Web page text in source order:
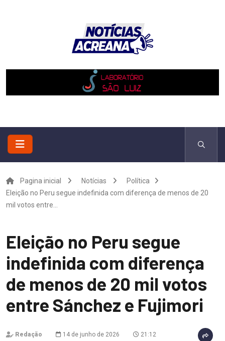
Pagina inicial Notícias
Política
Eleição no Peru segue indefinida com diferença de menos de 20
mil votos entre...
Eleição no Peru segue
indefinida com diferença
de menos de 20 mil votos
entre Sánchez e Fujimori
Redação 14 de junho de 2026 21:12